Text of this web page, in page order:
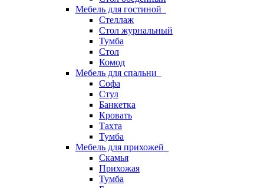
Мебель для гостиной
Стеллаж
Стол журнальный
Тумба
Стол
Комод
Мебель для спальни
Софа
Стул
Банкетка
Кровать
Тахта
Тумба
Мебель для прихожей
Скамья
Прихожая
Тумба